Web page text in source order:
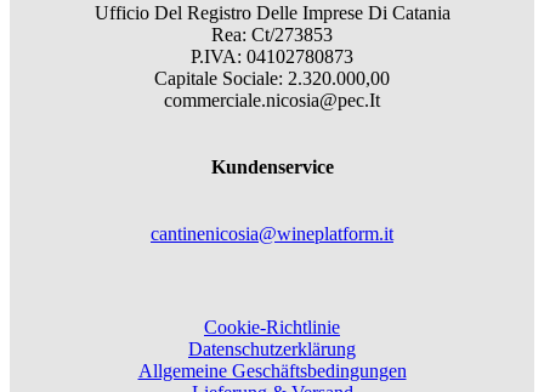
Ufficio Del Registro Delle Imprese Di Catania
Rea: Ct/273853
P.IVA: 04102780873
Capitale Sociale: 2.320.000,00
commerciale.nicosia@pec.It
Kundenservice
cantinenicosia@wineplatform.it
Cookie-Richtlinie
Datenschutzerklärung
Allgemeine Geschäftsbedingungen